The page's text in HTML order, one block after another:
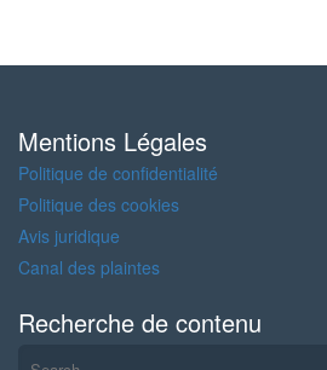
Mentions Légales
Politique de confidentialité
Politique des cookies
Avis juridique
Canal des plaintes
Recherche de contenu